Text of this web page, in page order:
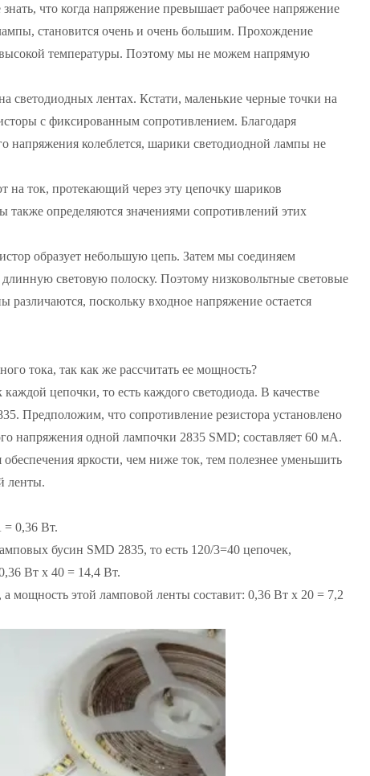
что когда напряжение превышает рабочее напряжение
становится очень и очень большим. Прохождение
температуры. Поэтому мы не можем напрямую
лентах. Кстати, маленькие черные точки на
с фиксированным сопротивлением. Благодаря
напряжения колеблется, шарики светодиодной лампы не
на ток, протекающий через эту цепочку шариков
определяются значениями сопротивлений этих
образует небольшую цепь. Затем мы соединяем
световую полоску. Поэтому низковольтные световые
поскольку входное напряжение остается
тока, так как же рассчитать ее мощность?
цепочки, то есть каждого светодиода. В качестве
Предположим, что сопротивление резистора установлено
напряжения одной лампочки 2835 SMD; составляет 60 мА.
яркости, чем ниже ток, тем полезнее уменьшить
ленты.
0,36 Вт.
бусин SMD 2835, то есть 120/3=40 цепочек,
Вт x 40 = 14,4 Вт.
мощность этой ламповой ленты составит: 0,36 Вт x 20 = 7,2